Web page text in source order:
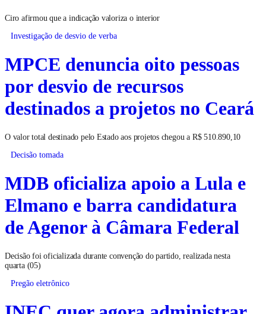
Ciro afirmou que a indicação valoriza o interior
Investigação de desvio de verba
MPCE denuncia oito pessoas
por desvio de recursos
destinados a projetos no Ceará
O valor total destinado pelo Estado aos projetos chegou a R$ 510.890,10
Decisão tomada
MDB oficializa apoio a Lula e
Elmano e barra candidatura
de Agenor à Câmara Federal
Decisão foi oficializada durante convenção do partido, realizada nesta
quarta (05)
Pregão eletrônico